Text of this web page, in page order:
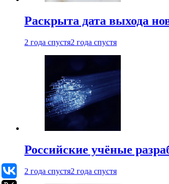
Раскрыта дата выхода
2 года спустя2 года спустя
Российские учёные
2 года спустя2 года спустя